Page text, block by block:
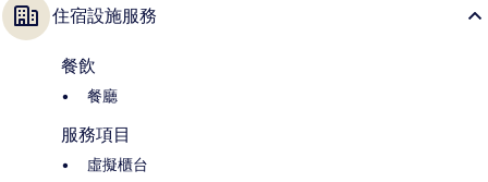
住宿設施服務
餐飲
餐廳
服務項目
虛擬櫃台